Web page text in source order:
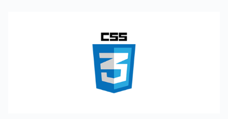
택자를 활용하면 실무에서 꽤 유용하게 사용되는 경우가 많기 때문에 알
아두면 작업하는데 많이 도움이 될 것입니다..